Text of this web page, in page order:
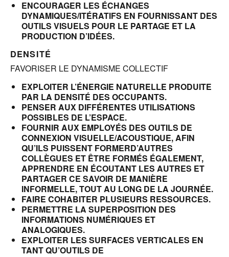
ENCOURAGER LES ÉCHANGES
DYNAMIQUES/ITÉRATIFS EN FOURNISSANT DES
OUTILS VISUELS POUR LE PARTAGE ET LA
PRODUCTION D’IDÉES.
DENSITÉ
FAVORISER LE DYNAMISME COLLECTIF
EXPLOITER L’ÉNERGIE NATURELLE PRODUITE
PAR LA DENSITÉ DES OCCUPANTS.
PENSER AUX DIFFÉRENTES UTILISATIONS
POSSIBLES DE L’ESPACE.
FOURNIR AUX EMPLOYÉS DES OUTILS DE
CONNEXION VISUELLE/ACOUSTIQUE, AFIN
QU’ILS PUISSENT FORMERD’AUTRES
COLLÈGUES ET ÊTRE FORMÉS ÉGALEMENT,
APPRENDRE EN ÉCOUTANT LES AUTRES ET
PARTAGER CE SAVOIR DE MANIÈRE
INFORMELLE, TOUT AU LONG DE LA JOURNÉE.
FAIRE COHABITER PLUSIEURS RESSOURCES.
PERMETTRE LA SUPERPOSITION DES
INFORMATIONS NUMÉRIQUES ET
ANALOGIQUES.
EXPLOITER LES SURFACES VERTICALES EN
TANT QU’OUTILS DE